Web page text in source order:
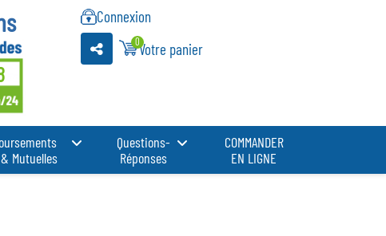
Connexion
Votre panier
0
Mutuelles
Questions-
Réponses
COMMANDER
EN LIGNE